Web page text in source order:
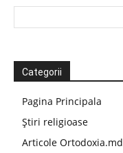
Categorii
Pagina Principala
Știri religioase
Articole Ortodoxia.md